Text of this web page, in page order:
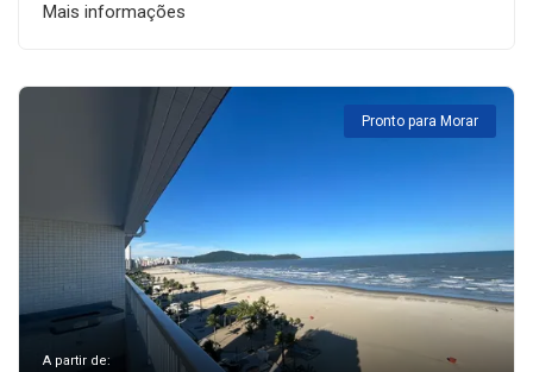
Mais informações
Pronto para Morar
A partir de: